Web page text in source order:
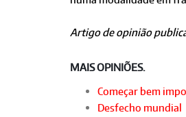
Artigo de opinião
MAIS OPINIÕES.
Começar bem
Desfecho mundial